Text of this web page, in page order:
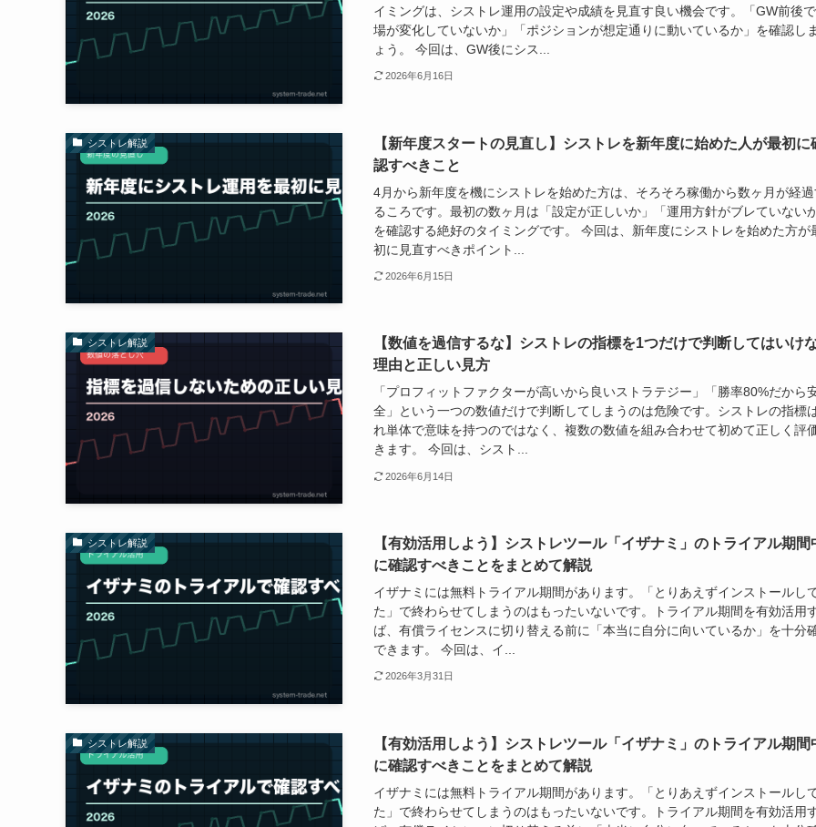
イミングは、シストレ運用の設定や成績を見直す良い機会です。「GW前後
場が変化していないか」「ポジションが想定通りに動いているか」を確認し
ょう。 今回は、GW後にシス...
2026年6月16日
シストレ解説
【新年度スタートの見直し】シストレを新年度に始めた人が最初に
認すべきこと
4月から新年度を機にシストレを始めた方は、そろそろ稼働から数ヶ月が経過
るころです。最初の数ヶ月は「設定が正しいか」「運用方針がブレていないか
を確認する絶好のタイミングです。 今回は、新年度にシストレを始めた方が
初に見直すべきポイント...
2026年6月15日
シストレ解説
【数値を過信するな】シストレの指標を1つだけで判断してはいけ
理由と正しい見方
「プロフィットファクターが高いから良いストラテジー」「勝率80%だから
全」という一つの数値だけで判断してしまうのは危険です。シストレの指標
れ単体で意味を持つのではなく、複数の数値を組み合わせて初めて正しく評
きます。 今回は、シスト...
2026年6月14日
シストレ解説
【有効活用しよう】シストレツール「イザナミ」のトライアル期間
に確認すべきことをまとめて解説
イザナミには無料トライアル期間があります。「とりあえずインストールし
た」で終わらせてしまうのはもったいないです。トライアル期間を有効活用
ば、有償ライセンスに切り替える前に「本当に自分に向いているか」を十分
できます。 今回は、イ...
2026年3月31日
シストレ解説
【有効活用しよう】シストレツール「イザナミ」のトライアル期間
に確認すべきことをまとめて解説
イザナミには無料トライアル期間があります。「とりあえずインストールし
た」で終わらせてしまうのはもったいないです。トライアル期間を有効活用